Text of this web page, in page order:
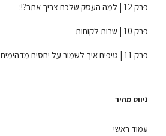
פרק 12 | למה העסק שלכם צריך אתר?!:
פרק 10 | שרות לקוחות
פרק 11 | טיפים איך לשמור על יחסים מדהימים עם קולגות
ניווט מהיר
עמוד ראשי